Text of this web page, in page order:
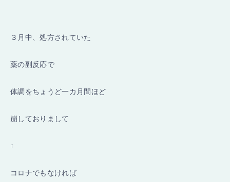
３月中、処方されていた
薬の副反応で
体調をちょうど一カ月間ほど
崩しておりまして
↑
コロナでもなければ